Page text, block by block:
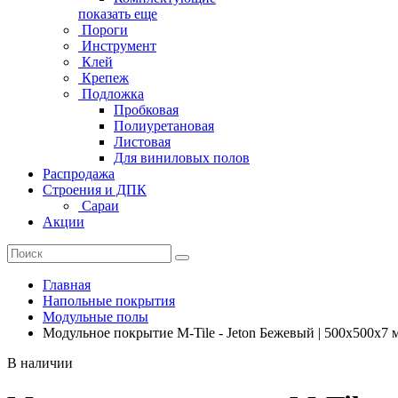
показать еще
Пороги
Инструмент
Клей
Крепеж
Подложка
Пробковая
Полиуретановая
Листовая
Для виниловых полов
Распродажа
Строения и ДПК
Сараи
Акции
Главная
Напольные покрытия
Модульные полы
Модульное покрытие M-Tile - Jeton Бежевый | 500x500x7
В наличии